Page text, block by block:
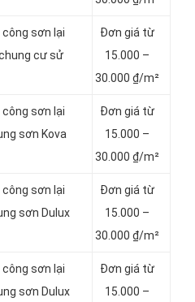
công sơn lại
cư sử
Đơn giá từ
15.000 –
30.000 ₫/m²
công sơn lại
sơn Kova
Đơn giá từ
15.000 –
30.000 ₫/m²
công sơn lại
sơn Dulux
Đơn giá từ
15.000 –
30.000 ₫/m²
công sơn lại
sơn Dulux
Đơn giá từ
15.000 –